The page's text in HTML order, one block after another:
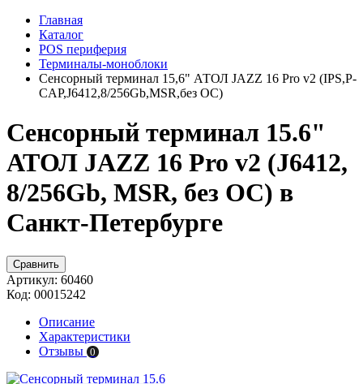
Главная
Каталог
POS периферия
Терминалы-моноблоки
Сенсорный терминал 15,6" АТОЛ JAZZ 16 Pro v2 (IPS,P-
CAP,J6412,8/256Gb,MSR,без ОС)
Сенсорный терминал 15.6"
АТОЛ JAZZ 16 Pro v2 (J6412,
8/256Gb, MSR, без ОС) в
Санкт-Петербурге
Сравнить
Артикул: 60460
Код: 00015242
Описание
Характеристики
Отзывы 0